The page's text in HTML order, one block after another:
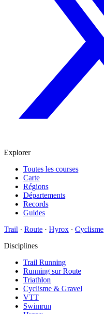
Explorer
Toutes les courses
Carte
Régions
Départements
Records
Guides
Trail · Route · Hyrox · Cyclisme
Disciplines
Trail Running
Running sur Route
Triathlon
Cyclisme & Gravel
VTT
Swimrun